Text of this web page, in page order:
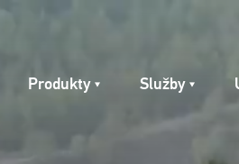
Produkty Služby